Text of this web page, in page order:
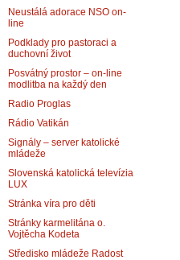
Neustálá adorace NSO on-
line
Podklady pro pastoraci a
duchovní život
Posvátný prostor – on-line
modlitba na každý den
Radio Proglas
Rádio Vatikán
Signály – server katolické
mládeže
Slovenská katolická televízia
LUX
Stránka víra pro děti
Stránky karmelitána o.
Vojtěcha Kodeta
Středisko mládeže Radost